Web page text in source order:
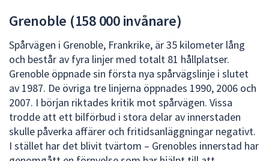
Grenoble (158 000 invånare)
Spårvägen i Grenoble, Frankrike, är 35 kilometer lång
och består av fyra linjer med totalt 81 hållplatser.
Grenoble öppnade sin första nya spårvägslinje i slutet
av 1987. De övriga tre linjerna öppnades 1990, 2006 och
2007. I början riktades kritik mot spårvägen. Vissa
trodde att ett bilförbud i stora delar av innerstaden
skulle påverka affärer och fritidsanläggningar negativt.
I stället har det blivit tvärtom – Grenobles innerstad har